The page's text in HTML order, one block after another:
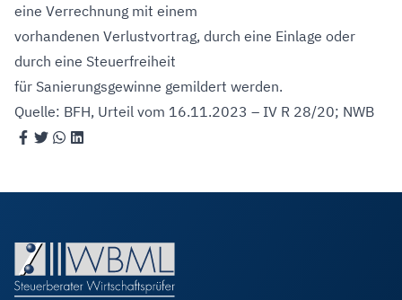
eine Verrechnung mit einem
vorhandenen Verlustvortrag, durch eine Einlage oder
durch eine Steuerfreiheit
für Sanierungsgewinne gemildert werden.
Quelle: BFH, Urteil vom 16.11.2023 – IV R 28/20; NWB